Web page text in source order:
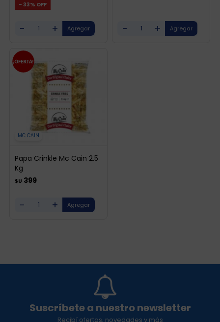
33
- + - +
MC CAIN
Papa Crinkle Mc Cain 2.5
Kg
$U 399
- +
Suscríbete a nuestro newsletter
Recibí ofertas, novedades y más